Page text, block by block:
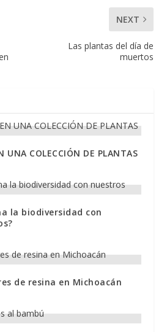
NEXT
Las plantas del día de
muertos
UNA COLECCIÓN DE PLANTAS
la biodiversidad con
de resina en Michoacán